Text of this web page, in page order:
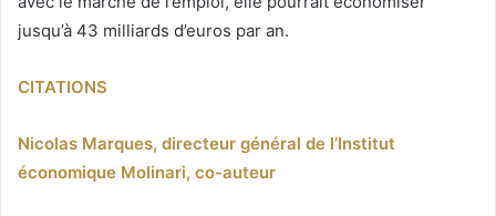
jusqu’à 43 milliards d’euros par an.
CITATIONS
Nicolas Marques, directeur général de l’Institut
économique Molinari, co-auteur